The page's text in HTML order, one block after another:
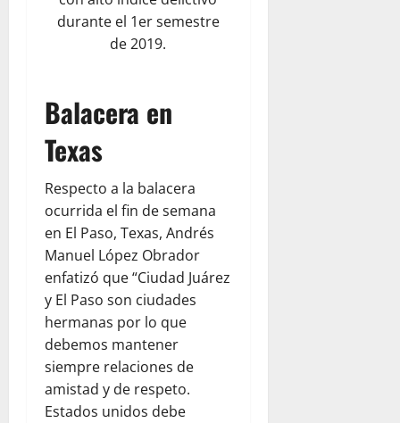
durante el 1er semestre
de 2019.
Balacera en
Texas
Respecto a la balacera
ocurrida el fin de semana
en El Paso, Texas, Andrés
Manuel López Obrador
enfatizó que “Ciudad Juárez
y El Paso son ciudades
hermanas por lo que
debemos mantener
siempre relaciones de
amistad y de respeto.
Estados unidos debe